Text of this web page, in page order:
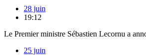
28 juin
19:12
Le Premier ministre Sébastien Lecornu a
25 juin